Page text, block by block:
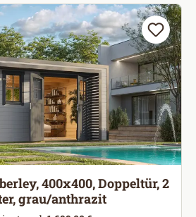
400x400, Doppeltür, 2
grau/anthrazit